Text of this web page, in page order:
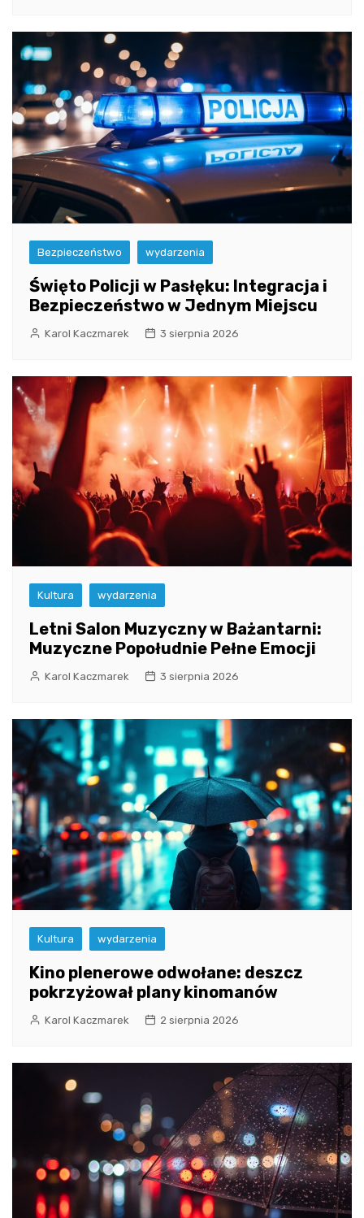
Bezpieczeństwo wydarzenia
Święto Policji w Pasłęku: Integracja i
Bezpieczeństwo w Jednym Miejscu
Karol Kaczmarek 3 sierpnia 2026
Kultura wydarzenia
Letni Salon Muzyczny w Bażantarni:
Muzyczne Popołudnie Pełne Emocji
Karol Kaczmarek 3 sierpnia 2026
Kultura wydarzenia
Kino plenerowe odwołane: deszcz
pokrzyżował plany kinomanów
Karol Kaczmarek 2 sierpnia 2026